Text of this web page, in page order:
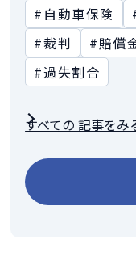
#自動車保険
#裁判
#賠償
#過失割合
すべての 記事をみ